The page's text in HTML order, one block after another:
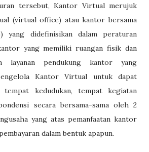
tersebut, Kantor Virtual merujuk
(virtual office) atau kantor bersama
yang didefinisikan dalam peraturan
yang memiliki ruangan fisik dan
layanan pendukung kantor yang
Kantor Virtual untuk dapat
tempat kedudukan, tempat kegiatan
secara bersama-sama oleh 2
yang atas pemanfaatan kantor
dalam bentuk apapun.